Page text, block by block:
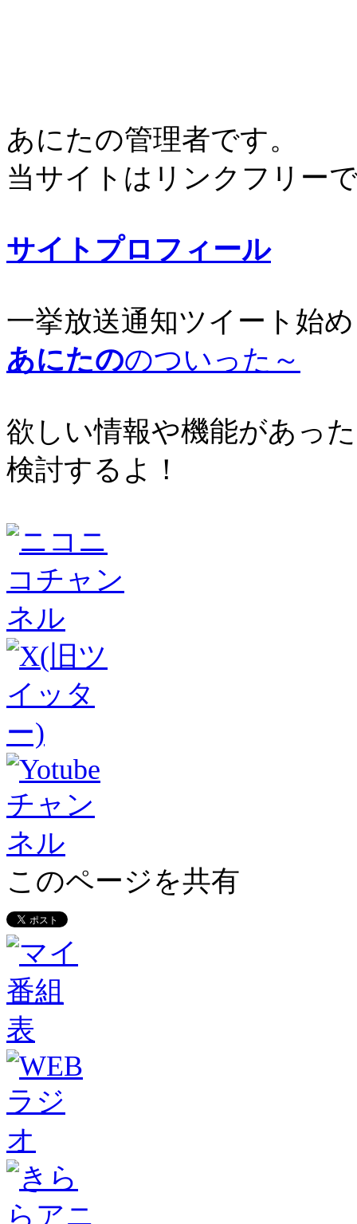
あにたの管理者です。
当サイトはリンクフリー
サイトプロフィール
一挙放送通知ツイート始
あにたののついった～
欲しい情報や機能があっ
検討するよ！
このページを共有